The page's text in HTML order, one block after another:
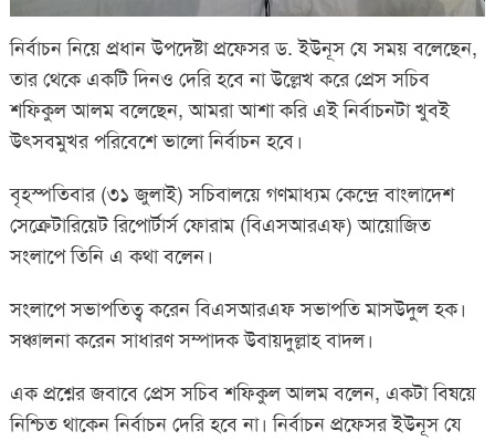
নির্বাচন নিয়ে প্রধান উপদেষ্টা প্রফেসর ড. ইউনূস যে সময় বলেছেন,
তার থেকে একটি দিনও দেরি হবে না উল্লেখ করে প্রেস সচিব
শফিকুল আলম বলেছেন, আমরা আশা করি এই নির্বাচনটা খুবই
উৎসবমুখর পরিবেশে ভালো নির্বাচন হবে।
বৃহস্পতিবার (৩১ জুলাই) সচিবালয়ে গণমাধ্যম কেন্দ্রে বাংলাদেশ
সেক্রেটারিয়েট রিপোর্টার্স ফোরাম (বিএসআরএফ) আয়োজিত
সংলাপে তিনি এ কথা বলেন।
সংলাপে সভাপতিত্ব করেন বিএসআরএফ সভাপতি মাসউদুল হক।
সঞ্চালনা করেন সাধারণ সম্পাদক উবায়দুল্লাহ বাদল।
এক প্রশ্নের জবাবে প্রেস সচিব শফিকুল আলম বলেন, একটা বিষয়ে
নিশ্চিত থাকেন নির্বাচন দেরি হবে না। নির্বাচন প্রফেসর ইউনূস যে